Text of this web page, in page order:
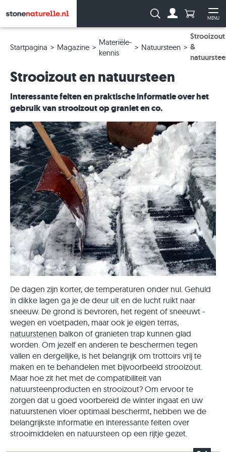
MENU
Zoeken: Aantal
Startpagina Magazine
Materiële-
kennis
Natuursteen
Strooizout
&
Strooizout en natuursteen
Interessante feiten en praktische informatie over het
gebruik van strooizout op graniet en co.
De dagen zijn korter, de temperaturen onder nul. Gehuld
in dikke lagen ga je de deur uit en de lucht ruikt naar
sneeuw. De grond is bevroren, het regent of sneeuwt -
wegen en voetpaden, maar ook je eigen terras,
natuurstenen balkon of granieten trap kunnen glad
worden. Om jezelf en anderen te beschermen tegen
vallen en dergelijke, is het belangrijk om trottoirs vrij te
maken en te behandelen met bijvoorbeeld strooizout.
Maar hoe zit het met de compatibiliteit van
natuursteenproducten en strooizout? Om ervoor te
zorgen dat u goed voorbereid de winter ingaat en uw
natuurstenen vloer optimaal beschermt, hebben we de
belangrijkste informatie en interessante feiten over
strooimiddelen en natuursteen op een rijtje gezet.